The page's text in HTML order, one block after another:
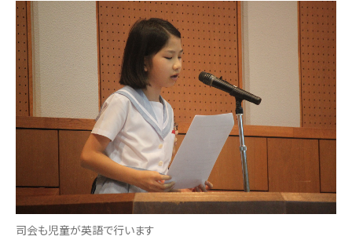
司会も児童が英語で行います